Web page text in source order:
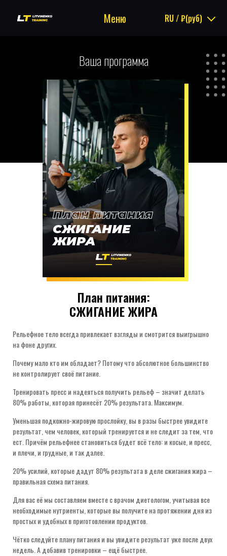
Меню RU / ₽(руб)
Ваша программа
План питания
СЖИГАНИЕ
ЖИРА
План питания:
СЖИГАНИЕ ЖИРА
Рельефное тело всегда привлекает взгляды и смотрится выигрышно
на фоне других.
Почему мало кто им обладает? Потому что абсолютное большинство
не контролирует своё питание.
Тренировать пресс и надеяться получить рельеф – значит делать
80% работы, которая принесёт 20% результата. Максимум.
Уменьшая подкожно-жировую прослойку, вы в разы быстрее увидите
результат, чем человек, который тренируется и не следит за тем, что
ест. Причём рельефнее становиться будет всё тело: и косые, и пресс,
и плечи, и грудные, и так далее.
20% усилий, которые дадут 80% результата в деле сжигания жира –
правильная схема питания.
Для вас её мы составляем вместе с врачом диетологом, учитывая все
необходимые нутриенты, которые вы получите на протяжении дня из
простых и удобных в приготовлении продуктов.
Чётко следуйте плану питания и вы увидите результат уже после двух
недель. А добавив тренировки – ещё быстрее.